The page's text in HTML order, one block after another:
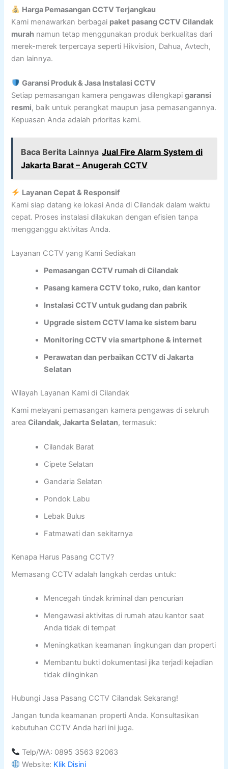
Harga Pemasangan CCTV Terjangkau
Kami menawarkan berbagai paket pasang CCTV Cilandak
murah namun tetap menggunakan produk berkualitas dari
merek-merek terpercaya seperti Hikvision, Dahua, Avtech,
dan lainnya.
Garansi Produk & Jasa Instalasi CCTV
Setiap pemasangan kamera pengawas dilengkapigaransi
resmi, baik untuk perangkat maupun jasa pemasangannya.
Kepuasan Anda adalah prioritas kami.
Baca Berita Lainnya Jual Fire Alarm System di
Jakarta Barat – Anugerah CCTV
Layanan Cepat & Responsif
Kami siap datang ke lokasi Anda di Cilandak dalam waktu
cepat. Proses instalasi dilakukan dengan efisien tanpa
mengganggu aktivitas Anda.
Layanan CCTV yang Kami Sediakan
Pemasangan CCTV rumah di Cilandak
Pasang kamera CCTV toko, ruko, dan kantor
Instalasi CCTV untuk gudang dan pabrik
Upgrade sistem CCTV lama ke sistem baru
Monitoring CCTV via smartphone & internet
Perawatan dan perbaikan CCTV di Jakarta
Selatan
Wilayah Layanan Kami di Cilandak
Kami melayani pemasangan kamera pengawas di seluruh
areaCilandak, Jakarta Selatan, termasuk:
Cilandak Barat
Cipete Selatan
Gandaria Selatan
Pondok Labu
Lebak Bulus
Fatmawati dan sekitarnya
Kenapa Harus Pasang CCTV?
Memasang CCTV adalah langkah cerdas untuk:
Mencegah tindak kriminal dan pencurian
Mengawasi aktivitas di rumah atau kantor saat
Anda tidak di tempat
Meningkatkan keamanan lingkungan dan properti
Membantu bukti dokumentasi jika terjadi kejadian
tidak diinginkan
Hubungi Jasa Pasang CCTV Cilandak Sekarang!
Jangan tunda keamanan properti Anda. Konsultasikan
kebutuhan CCTV Anda hari ini juga.
Telp/WA: 0895 3563 92063
Website: Klik Disini